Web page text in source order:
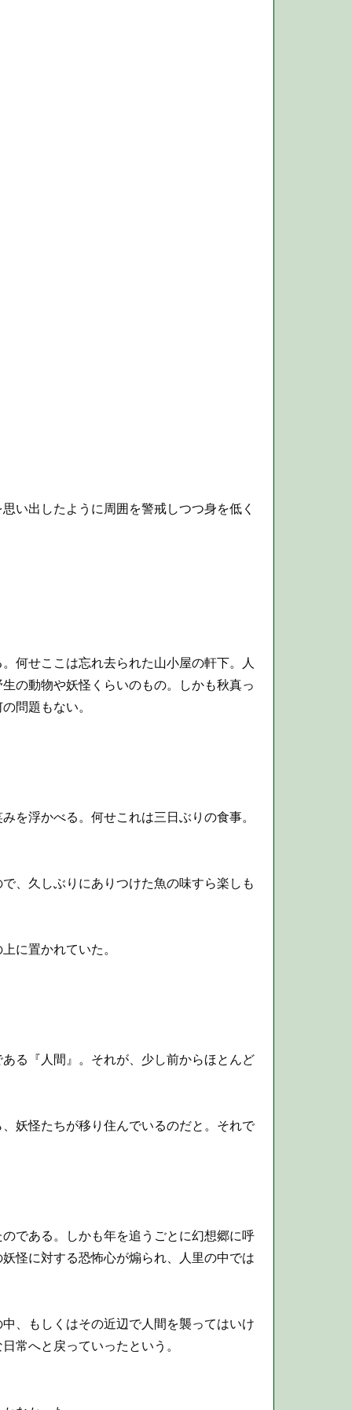
い出したように周囲を警戒しつつ身を低く
何せここは忘れ去られた山小屋の軒下。人
の動物や妖怪くらいのもの。しかも秋真っ
問題もない。
浮かべる。何せこれは三日ぶりの食事。
、久しぶりにありつけた魚の味すら楽しも
に置かれていた。
る『人間』。それが、少し前からほとんど
妖怪たちが移り住んでいるのだと。それで
である。しかも年を追うごとに幻想郷に呼
怪に対する恐怖心が煽られ、人里の中では
、もしくはその近辺で人間を襲ってはいけ
常へと戻っていったという。